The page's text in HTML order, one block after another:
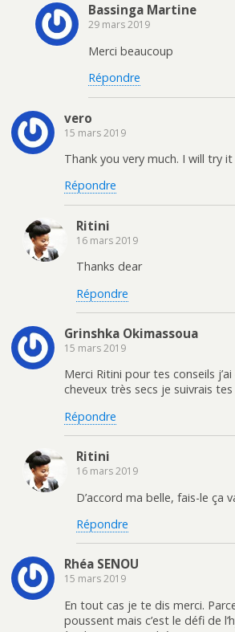
Bassinga Martine
29 mars 2019
Merci beaucoup
Répondre
vero
15 mars 2019
Thank you very much. I will try it
Répondre
Ritini
16 mars 2019
Thanks dear
Répondre
Grinshka Okimassoua
15 mars 2019
Merci Ritini pour tes conseils
cheveux très secs je suivrais tes
Répondre
Ritini
16 mars 2019
D’accord ma belle, fais-le ça
Répondre
Rhéa SENOU
15 mars 2019
En tout cas je te dis merci.
poussent mais c’est le défi de